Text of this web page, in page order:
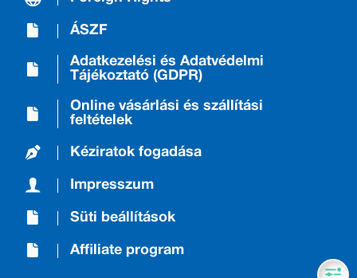
ÁSZF
Adatkezelési és Adatvédelmi
Tájékoztató (GDPR)
Online vásárlási és szállítási
feltételek
Kéziratok fogadása
Impresszum
Süti beállítások
Affiliate program